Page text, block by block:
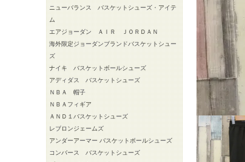
ニューバランス バスケットシューズ・アイテ
ム
エアジョーダン ＡＩＲ ＪＯＲＤＡＮ
海外限定ジョーダンブランドバスケットシュー
ズ
ナイキ バスケットボールシューズ
アディダス バスケットシューズ
ＮＢＡ 帽子
ＮＢＡフィギア
ＡＮＤ１バスケットシューズ
レブロンジェームズ
アンダーアーマー バスケットボールシューズ
コンバース バスケットシューズ